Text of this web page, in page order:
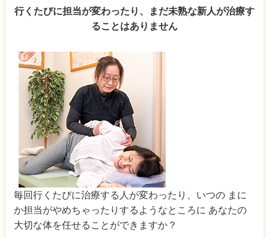
行くたびに担当が変わったり、まだ未熟な新人が治療す
ることはありません
毎回行くたびに治療する人が変わったり、いつの まに
か担当がやめちゃったりするようなところに あなたの
大切な体を任せることができますか？